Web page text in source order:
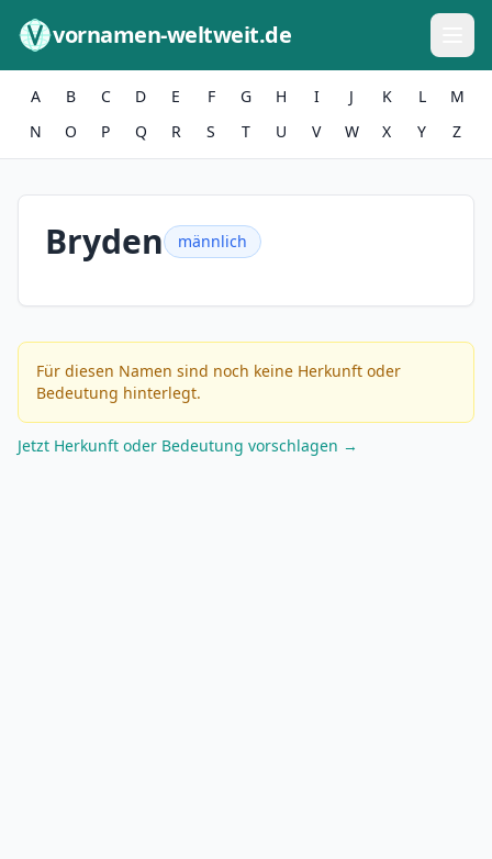
vornamen-weltweit.de
A B C D E F G H I J K L
M
N
O P Q R S T U V W X Y Z
Bryden männlich
Für diesen Namen sind noch keine Herkunft oder
Bedeutung hinterlegt.
Jetzt Herkunft oder Bedeutung vorschlagen →